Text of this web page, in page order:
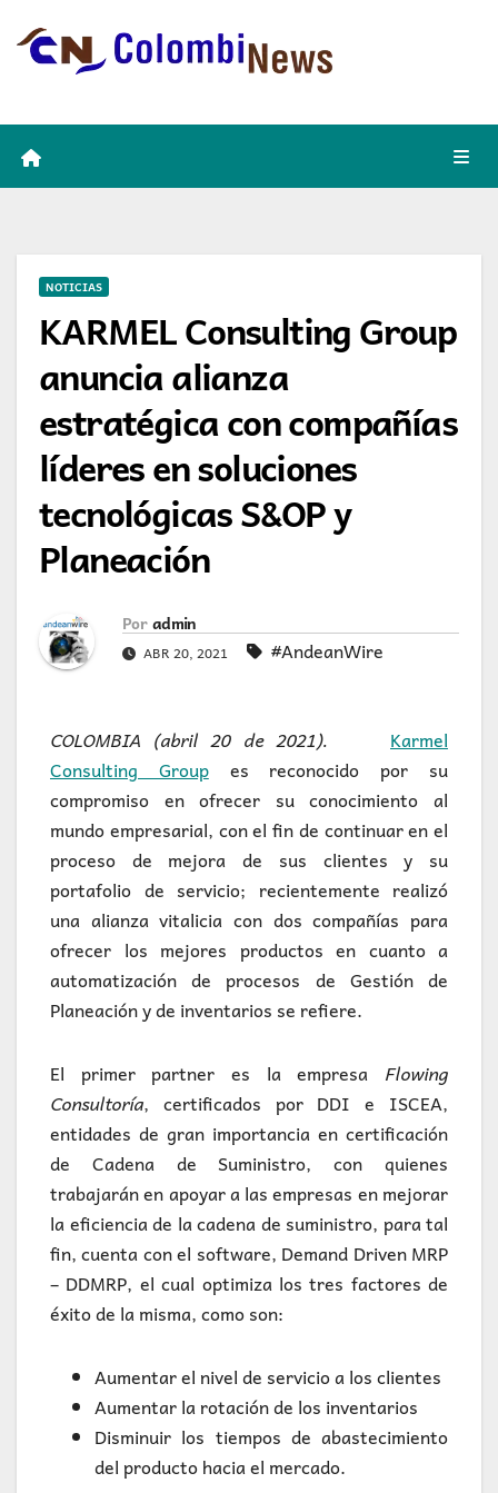
NOTICIAS
KARMEL Consulting Group
anuncia alianza
estratégica con compañías
líderes en soluciones
tecnológicas S&OP y
Planeación
Por admin
ABR 20, 2021 #AndeanWire
COLOMBIA (abril 20 de 2021). Karmel
Consulting Groupes reconocido por su
compromiso en ofrecer su conocimiento al
mundo empresarial, con el fin de continuar en el
proceso de mejora de sus clientes y su
portafolio de servicio; recientemente realizó
una alianza vitalicia con dos compañías para
ofrecer los mejores productos en cuanto a
automatización de procesos de Gestión de
Planeación y de inventarios se refiere.
El primer partner es la empresa Flowing
Consultoría, certificados por DDI e ISCEA,
entidades de gran importancia en certificación
de Cadena de Suministro, con quienes
trabajarán en apoyar a las empresas en mejorar
la eficiencia de la cadena de suministro, para tal
fin, cuenta con el software, Demand Driven MRP
– DDMRP, el cual optimiza los tres factores de
éxito de la misma, como son:
Aumentar el nivel de servicio a los clientes
Aumentar la rotación de los inventarios
Disminuir los tiempos de abastecimiento
del producto hacia el mercado.